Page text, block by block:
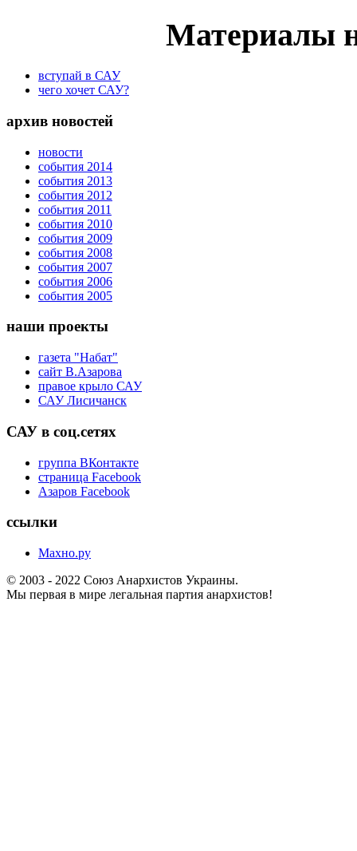
Материалы
вступай в САУ
чего хочет САУ?
архив новостей
новости
события 2014
события 2013
события 2012
события 2011
события 2010
события 2009
события 2008
события 2007
события 2006
события 2005
наши проекты
газета "Набат"
сайт В.Азарова
правое крыло САУ
САУ Лисичанск
САУ в соц.сетях
группа ВКонтакте
страница Facebook
Азаров Facebook
ссылки
Махно.ру
© 2003 - 2022 Союз Анархистов Украины.
Мы первая в мире легальная партия анархистов!